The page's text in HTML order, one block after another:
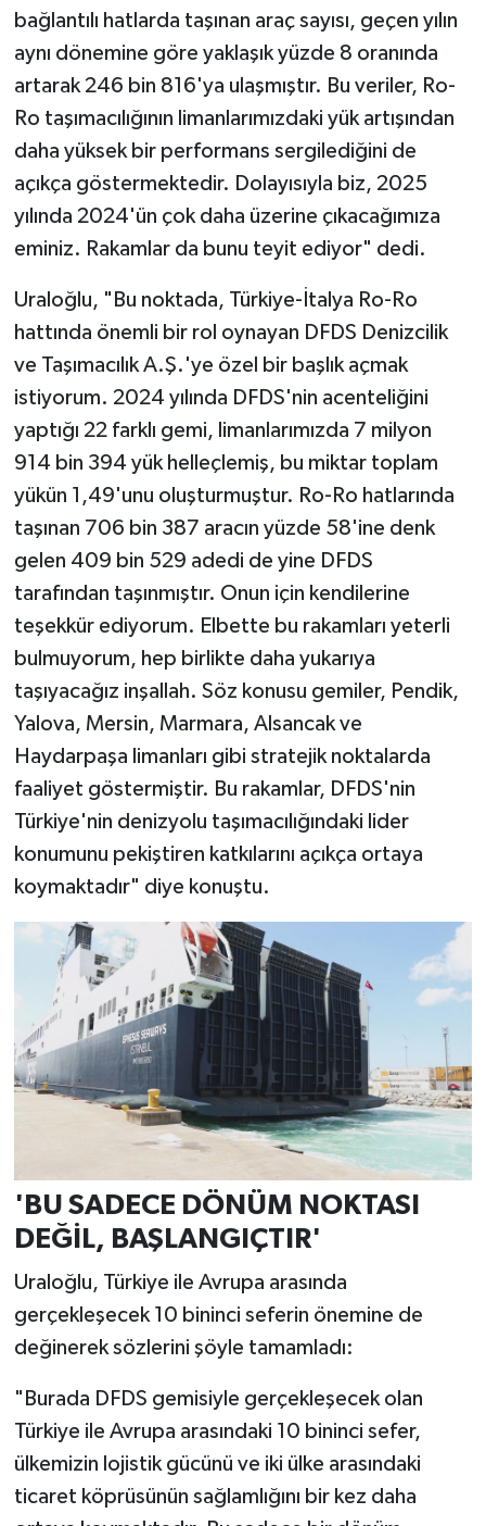
bağlantılı hatlarda taşınan araç sayısı, geçen yılın
aynı dönemine göre yaklaşık yüzde 8 oranında
artarak 246 bin 816'ya ulaşmıştır. Bu veriler, Ro-
Ro taşımacılığının limanlarımızdaki yük artışından
daha yüksek bir performans sergilediğini de
açıkça göstermektedir. Dolayısıyla biz, 2025
yılında 2024'ün çok daha üzerine çıkacağımıza
eminiz. Rakamlar da bunu teyit ediyor" dedi.
Uraloğlu, "Bu noktada, Türkiye-İtalya Ro-Ro
hattında önemli bir rol oynayan DFDS Denizcilik
ve Taşımacılık A.Ş.'ye özel bir başlık açmak
istiyorum. 2024 yılında DFDS'nin acenteliğini
yaptığı 22 farklı gemi, limanlarımızda 7 milyon
914 bin 394 yük helleçlemiş, bu miktar toplam
yükün 1,49'unu oluşturmuştur. Ro-Ro hatlarında
taşınan 706 bin 387 aracın yüzde 58'ine denk
gelen 409 bin 529 adedi de yine DFDS
tarafından taşınmıştır. Onun için kendilerine
teşekkür ediyorum. Elbette bu rakamları yeterli
bulmuyorum, hep birlikte daha yukarıya
taşıyacağız inşallah. Söz konusu gemiler, Pendik,
Yalova, Mersin, Marmara, Alsancak ve
Haydarpaşa limanları gibi stratejik noktalarda
faaliyet göstermiştir. Bu rakamlar, DFDS'nin
Türkiye'nin denizyolu taşımacılığındaki lider
konumunu pekiştiren katkılarını açıkça ortaya
koymaktadır" diye konuştu.
'BU SADECE DÖNÜM NOKTASI
DEĞİL, BAŞLANGIÇTIR'
Uraloğlu, Türkiye ile Avrupa arasında
gerçekleşecek 10 bininci seferin önemine de
değinerek sözlerini şöyle tamamladı:
"Burada DFDS gemisiyle gerçekleşecek olan
Türkiye ile Avrupa arasındaki 10 bininci sefer,
ülkemizin lojistik gücünü ve iki ülke arasındaki
ticaret köprüsünün sağlamlığını bir kez daha